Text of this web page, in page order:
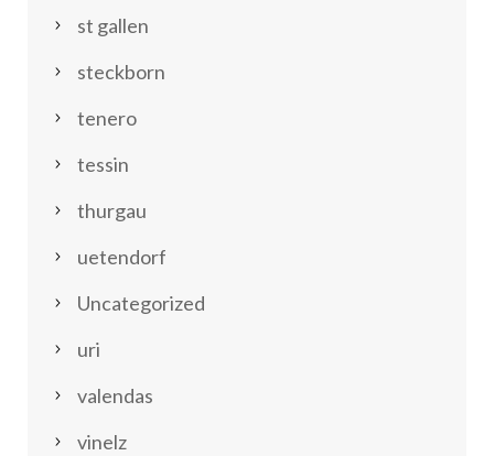
st gallen
steckborn
tenero
tessin
thurgau
uetendorf
Uncategorized
uri
valendas
vinelz